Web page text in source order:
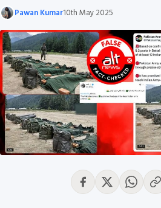
Pawan Kumar10th May 2025